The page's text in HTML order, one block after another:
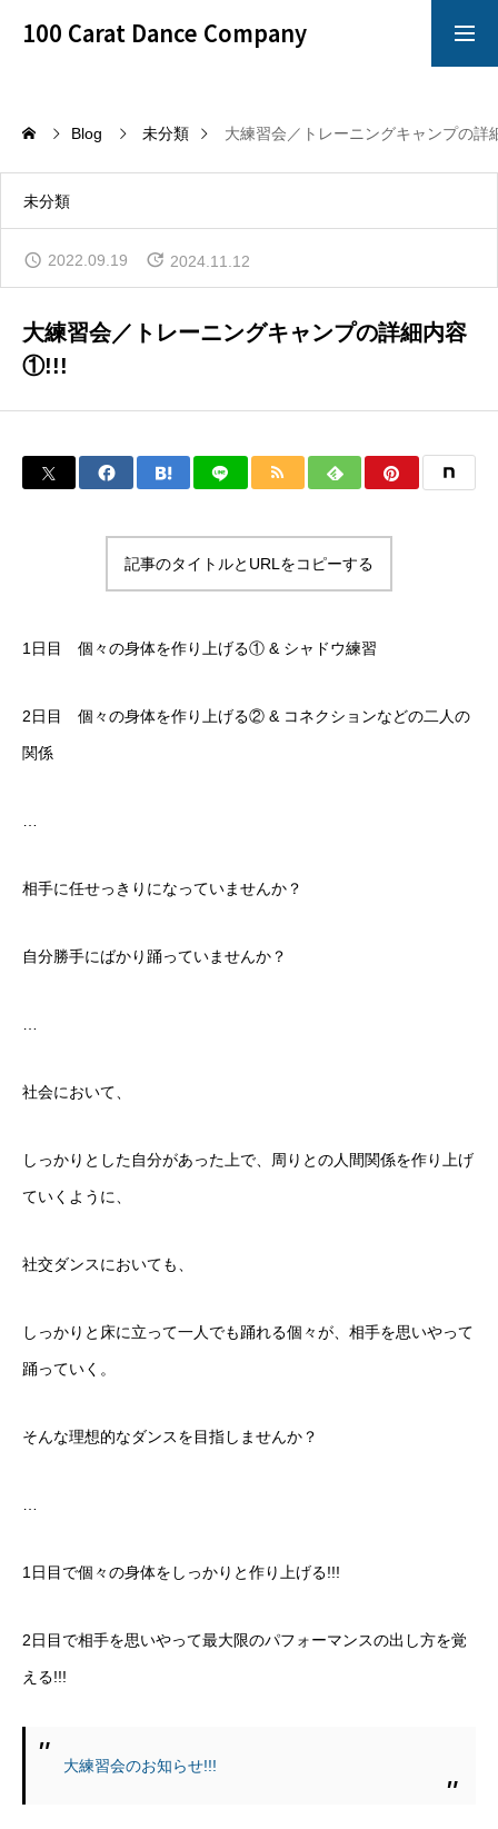
100 Carat Dance Company
Top
レッスン
イベント
100 Carat のイベントは別格!!!
100 Carat の最も熱いNewsをお知らせ!!!
クリエイティブなメンバー
お得な料金システムがあります!!!
アクセス
何でも質問!!!
Blog
Blog 未分類 大練習会／トレーニングキャンプの
未分類
2022.09.19 2024.11.12
大練習会／トレーニングキャンプの詳細内容
①!!!
記事のタイトルとURLをコピーする
1日目 個々の身体を作り上げる① & シャドウ練習
2日目 個々の身体を作り上げる② & コネクションなどの二人の
関係
相手に任せっきりになっていませんか？
自分勝手にばかり踊っていませんか？
社会において、
しっかりとした自分があった上で、周りとの人間関係を作り上げ
ていくように、
社交ダンスにおいても、
しっかりと床に立って一人でも踊れる個々が、相手を思いやって
踊っていく。
そんな理想的なダンスを目指しませんか？
1日目で個々の身体をしっかりと作り上げる!!!
2日目で相手を思いやって最大限のパフォーマンスの出し方を覚
える!!!
大練習会のお知らせ!!!